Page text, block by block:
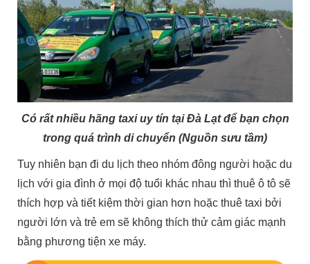
Có rất nhiều hãng taxi uy tín tại Đà Lạt để bạn chọn
trong quá trình di chuyển (Nguồn sưu tầm)
Tuy nhiên bạn đi du lịch theo nhóm đông người hoặc du
lịch với gia đình ở mọi độ tuổi khác nhau thì thuê ô tô sẽ
thích hợp và tiết kiệm thời gian hơn hoặc thuê taxi bởi
người lớn và trẻ em sẽ không thích thử cảm giác mạnh
bằng phương tiện xe máy.